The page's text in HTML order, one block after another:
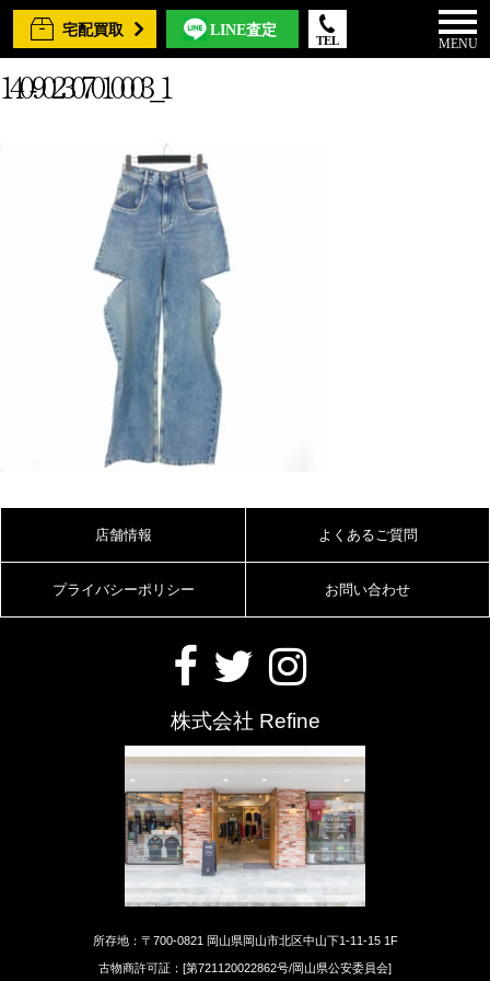
宅配買取 LINE査定
TEL MENU
140-902307010003_1
店舗情報 よくあるご質問
プライバシーポリシー お問い合わせ
株式会社 Refine
所存地：〒700-0821 岡山県岡山市北区中山下1-11-15 1F
古物商許可証：[第721120022862号/岡山県公安委員会]